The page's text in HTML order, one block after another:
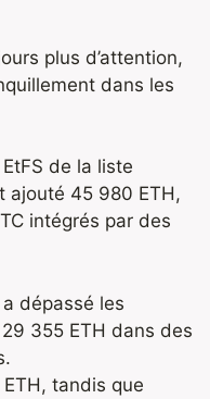
plus d’attention,
dans les
de la liste
ajouté 45 980 ETH,
intégrés par des
dépassé les
355 ETH dans des
tandis que